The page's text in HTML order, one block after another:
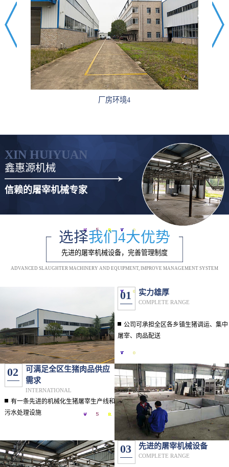
厂房环境4
XIN HUIYUAN
鑫惠源机械
信赖的屠宰机械专家
选择我们4大优势
先进的屠宰机械设备，完善管理制度
ADVANCED SLAUGHTER MACHINERY AND EQUIPMENT, IMPROVE MANAGEMENT SYSTEM
01 实力雄厚
COMPLETE RANGE
公司可承担全区各乡镇生猪调运、集中
屠宰、肉品配送
02
可满足全区生猪肉品供应
需求
INTERNATIONAL
有一条先进的机械化生猪屠宰生产线和
污水处理设施
03 先进的屠宰机械设备
COMPLETE RANGE